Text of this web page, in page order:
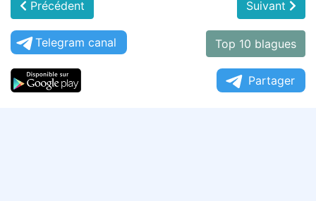
Précédent Suivant
Telegram canal Top 10 blagues
Partager